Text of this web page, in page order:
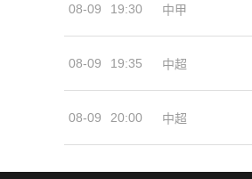
08-09 19:30 中甲
08-09 19:35 中超
08-09 20:00 中超